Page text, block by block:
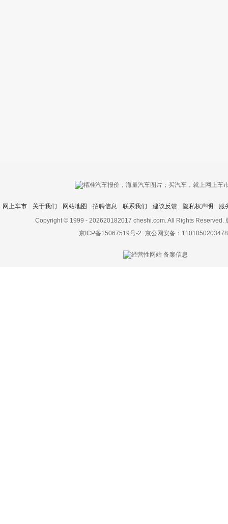
上传图片最多
网上车市 关于我们 网站地图 招聘信息 联系我们 建议反馈 隐私权声明
服
Copyright © 1999 - 202620182017 cheshi.com. All Rights Reserved.
京ICP备15067519号-2 京公网安备：